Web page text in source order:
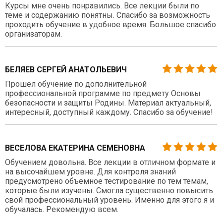
Курсы мне очень понравились. Все лекции были по
теме и содержанию понятны. Спасибо за возможность
проходить обучение в удобное время. Большое спасибо
организаторам.
БЕЛЯЕВ СЕРГЕЙ АНАТОЛЬЕВИЧ
Прошел обучение по дополнительной
профессиональной программе по предмету Основы
безопасности и защиты Родины. Материал актуальный,
интересный, доступный каждому. Спасибо за обучение!
ВЕСЕЛОВА ЕКАТЕРИНА СЕМЕНОВНА
Обучением довольна. Все лекции в отличном формате и
на высочайшем уровне. Для контроля знаний
предусмотрено объемное тестирование по тем темам,
которые были изучены. Смогла существенно повысить
свой профессиональный уровень. Именно для этого я и
обучалась. Рекомендую всем.